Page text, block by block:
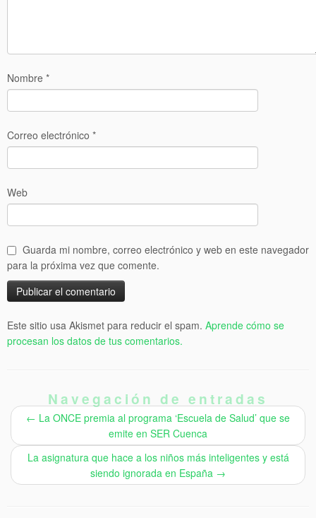
Nombre *
Correo electrónico *
Web
Guarda mi nombre, correo electrónico y web en este navegador
para la próxima vez que comente.
Este sitio usa Akismet para reducir el spam. Aprende cómo se
procesan los datos de tus comentarios.
Navegación de entradas
← La ONCE premia al programa ‘Escuela de Salud’ que se
emite en SER Cuenca
La asignatura que hace a los niños más inteligentes y está
siendo ignorada en España →